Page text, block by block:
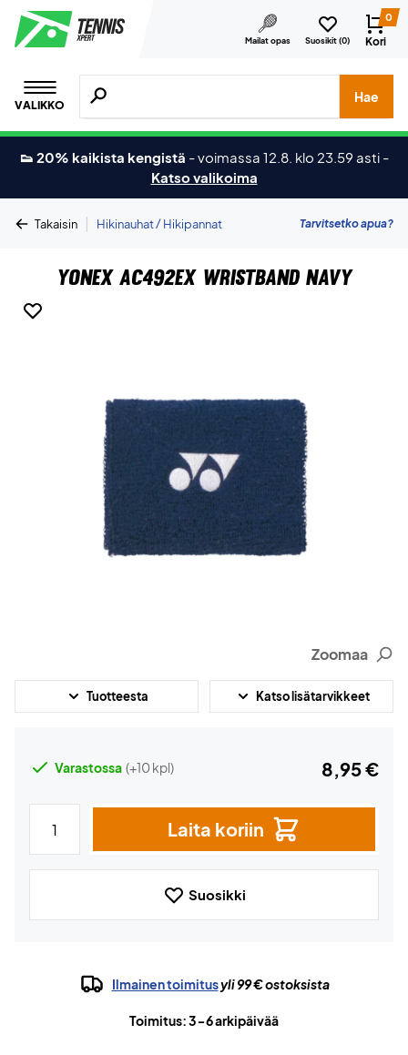
Mailat opas Suosikit (0)
0
Kori
VALIKKO
Hae tuotteita, merkkejä jne.
Hae
👟 20% kaikista kengistä -voimassa 12.8. klo 23.59 asti -
Katso valikoima
Takaisin | Hikinauhat / Hikipannat Tarvitsetko apua?
Yonex AC492EX Wristband Navy
Zoomaa
Tuotteesta Katso lisätarvikkeet
Varastossa (+10 kpl) 8,95 €
Laita koriin
Suosikki
Ilmainen toimitusyli 99 € ostoksista
Toimitus: 3-6 arkipäivää